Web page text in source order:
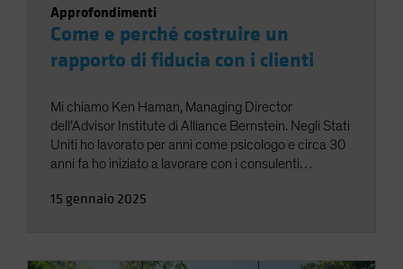
Approfondimenti
Come e perché costruire un
rapporto di fiducia con i clienti
Mi chiamo Ken Haman, Managing Director
dell’Advisor Institute di Alliance Bernstein. Negli Stati
Uniti ho lavorato per anni come psicologo e circa 30
anni fa ho iniziato a lavorare con i consulenti
delle scienze comportamentali che possono aiutarli a
15 gennaio 2025